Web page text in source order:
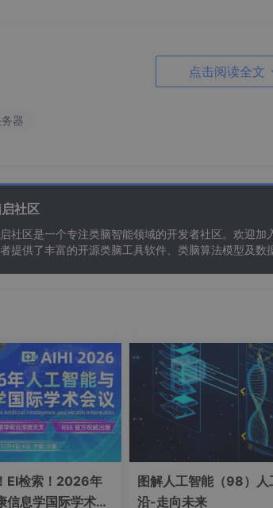
）紧张时，系统会把一些“暂时用不上的内存
会怎样？
swap + 机器明显变卡
尽，Linux 可能触发
OOM Killer（杀进程保
两种常见形式
：单独一块分区专门做 swap
：一个普通文件当 swap 用（现在很常见，比如
点击阅读全文
器
社区
社区是一个专注类脑智能领域的开发者社区。欢迎
提供了丰富的开源类脑工具软件、类脑算法模型及数
EI检索！2026年
信息学国际学术会
图解人工智能（98）人
沿-走向未来